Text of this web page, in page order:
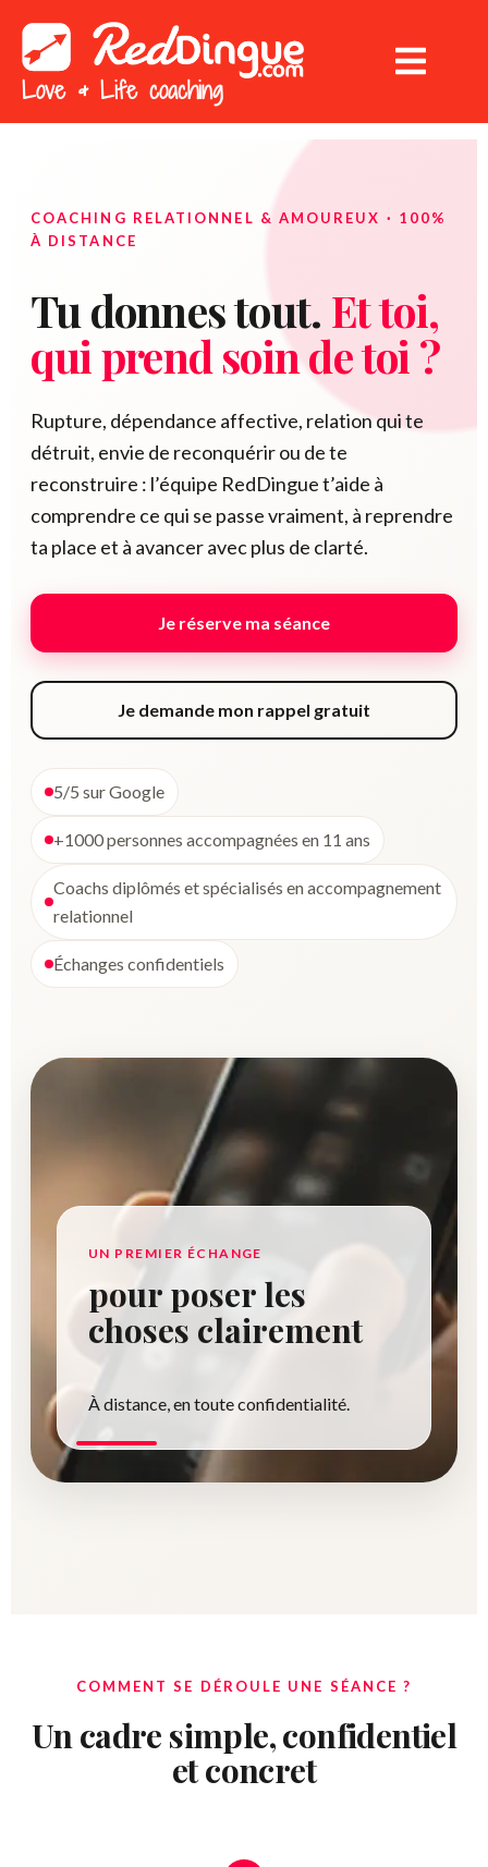
Love & Life coaching
COACHING RELATIONNEL & AMOUREUX · 100%
À DISTANCE
Tu donnes tout. Et toi,
qui prend soin de toi ?
Rupture, dépendance affective, relation qui te
détruit, envie de reconquérir ou de te
reconstruire : l’équipe RedDingue t’aide à
comprendre ce qui se passe vraiment, à reprendre
ta place et à avancer avec plus de clarté.
Je réserve ma séance
Je demande mon rappel gratuit
5/5 sur Google
+1000 personnes accompagnées en 11 ans
Coachs diplômés et spécialisés en accompagnement
relationnel
Échanges confidentiels
UN PREMIER ÉCHANGE
pour poser les
choses clairement
À distance, en toute confidentialité.
COMMENT SE DÉROULE UNE SÉANCE ?
Un cadre simple, confidentiel
et concret